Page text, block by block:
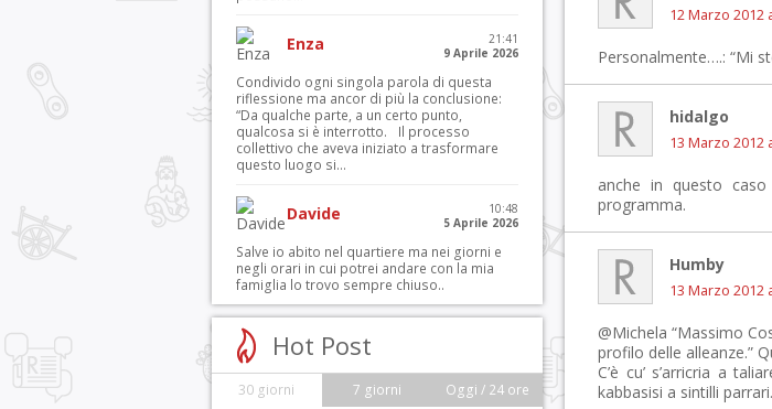
12 Marzo 2012
Personalmente….: “Mi
hidalgo
13 Marzo 2012
anche in questo
programma.
Humby
13 Marzo 2012
@Michela “Massimo
profilo delle alleanze.”
C’è cu’ s’arricria a
kabbasisi a sintilli
Enza
21:41
9 Aprile 2026
Condivido ogni singola parola di questa
riflessione ma ancor di più la conclusione:
“Da qualche parte, a un certo punto,
qualcosa si è interrotto. Il processo
collettivo che aveva iniziato a trasformare
questo luogo si...
Davide
10:48
5 Aprile 2026
Salve io abito nel quartiere ma nei giorni e
negli orari in cui potrei andare con la mia
famiglia lo trovo sempre chiuso..
Hot Post
30 giorni 7 giorni Oggi / 24 ore